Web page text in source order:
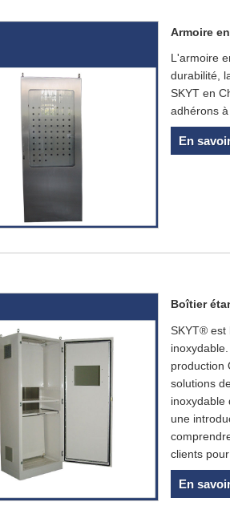
Armoire
L'armoire
durabilité,
SKYT en
adhérons
En
Boîtier
SKYT® est
production
solutions
inoxydable
une
clients
En